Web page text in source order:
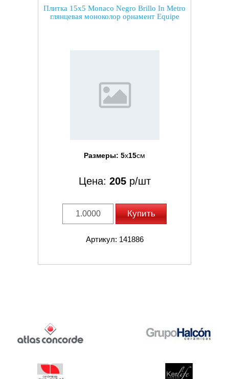
Плитка 15x5 Monaco Negro Brillo In Metro
глянцевая моноколор орнамент Equipe
Размеры: 5x15см
Цена: 205р/шт
Купить
Артикул: 141886